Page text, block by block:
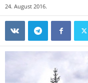
24. August 2016.